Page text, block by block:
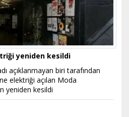
yeniden kesildi
açıklanmayan biri tarafından
elektriği açılan Moda
yeniden kesildi